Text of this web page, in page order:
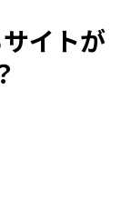
イトが